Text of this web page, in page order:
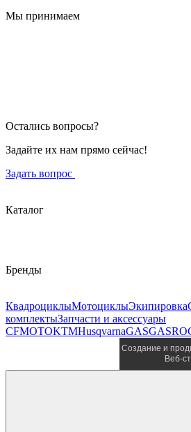
Мы принимаем
Остались вопросы?
Задайте их нам прямо сейчас!
Задать вопрос
Каталог
Бренды
КвадроциклыМотоциклыЭкипировка
комплектыЗапчасти и аксессуары
CFMOTOKTMHusqvarnaGASGAS
Создание и
Веб-